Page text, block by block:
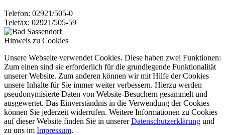
Telefon: 02921/505-0
Telefax: 02921/505-59
Hinweis zu Cookies
Unsere Webseite verwendet Cookies. Diese haben zwei Funktionen:
Zum einen sind sie erforderlich für die grundlegende Funktionalität
unserer Website. Zum anderen können wir mit Hilfe der Cookies
unsere Inhalte für Sie immer weiter verbessern. Hierzu werden
pseudonymisierte Daten von Website-Besuchern gesammelt und
ausgewertet. Das Einverständnis in die Verwendung der Cookies
können Sie jederzeit widerrufen. Weitere Informationen zu Cookies
auf dieser Website finden Sie in unsererDatenschutzerklärung und
zu uns im Impressum.